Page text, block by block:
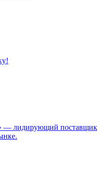
— лидирующий поставщик